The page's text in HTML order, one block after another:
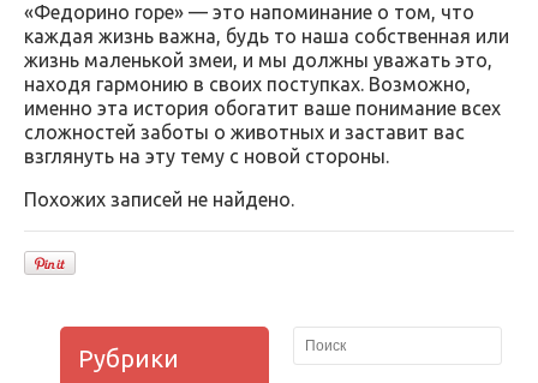
«Федорино горе» — это напоминание о том, что
каждая жизнь важна, будь то наша собственная или
жизнь маленькой змеи, и мы должны уважать это,
находя гармонию в своих поступках. Возможно,
именно эта история обогатит ваше понимание всех
сложностей заботы о животных и заставит вас
взглянуть на эту тему с новой стороны.
Похожих записей не найдено.
Рубрики